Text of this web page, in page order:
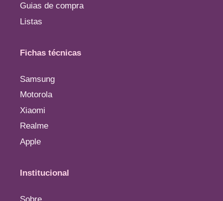
Guias de compra
Listas
Fichas técnicas
Samsung
Motorola
Xiaomi
Realme
Apple
Institucional